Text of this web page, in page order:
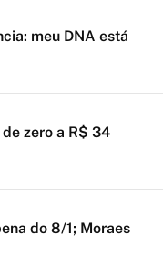
meu DNA está
zero a R$ 34
do 8/1; Moraes